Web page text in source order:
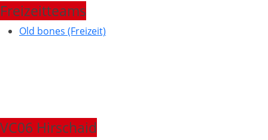
Freizeitteams
Old bones (Freizeit)
VC06 Hirschaid